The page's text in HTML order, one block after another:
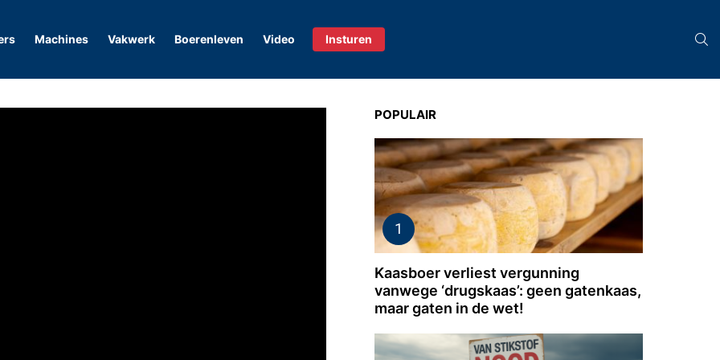
Machines Vakwerk Boerenleven Video Insturen
POPULAIR
Kaasboer verliest vergunning
vanwege ‘drugskaas’: geen gatenkaas,
maar gaten in de wet!